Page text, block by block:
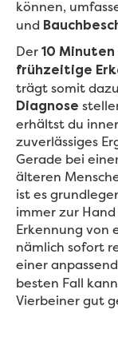
können,
und
Der 10
frühzeitige
trägt somit
Diagnose
erhältst du
zuverlässiges
Gerade bei
älteren
ist es
immer zur
Erkennung von
nämlich sofort
einer
besten Fall
Vierbeiner gut